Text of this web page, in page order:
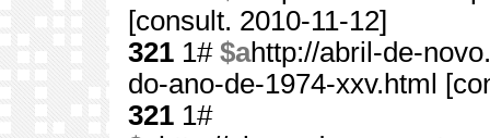
[consult. 2010-11-12]
321 1# $ahttp://abril-de-
do-ano-de-1974-xxv.html
321 1#